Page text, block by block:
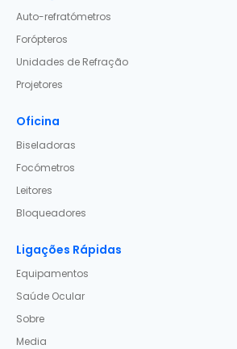
Auto-refratómetros
Forópteros
Unidades de Refração
Projetores
Oficina
Biseladoras
Focómetros
Leitores
Bloqueadores
Ligações Rápidas
Equipamentos
Saúde Ocular
Sobre
Media